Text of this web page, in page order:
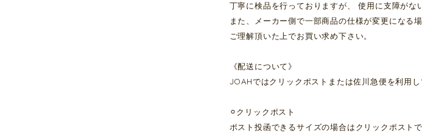
丁寧に検品を行っておりますが、 使用に支障がな
また、メーカー側で一部商品の仕様が変更になる
ご理解頂いた上でお買い求め下さい。
《配送について》
JOAHではクリックポストまたは佐川急便を利用し
⚪︎クリックポスト
ポスト投函できるサイズの場合はクリックポスト